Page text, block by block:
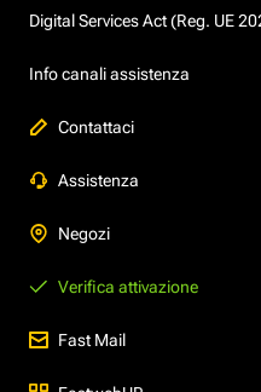
Digital Services Act (Reg. UE
Info canali assistenza
Contattaci
Assistenza
Negozi
Verifica attivazione
Fast Mail